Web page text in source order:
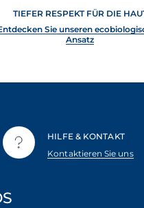
TIEFER RESPEKT FÜR DIE
Sie unseren
Ansatz
HILFE & KONTAKT
Kontaktieren Sie uns